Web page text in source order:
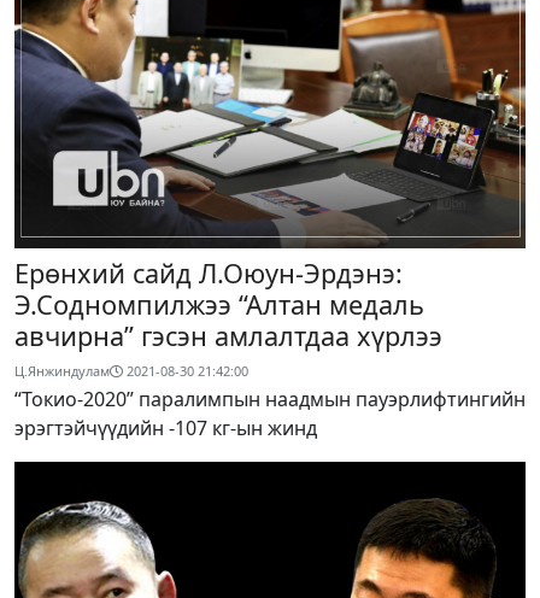
Ерөнхий сайд Л.Оюун-Эрдэнэ:
Э.Содномпилжээ “Алтан медаль
авчирна” гэсэн амлалтдаа хүрлээ
Ц.Янжиндулам 2021-08-30 21:42:00
“Токио-2020” паралимпын наадмын пауэрлифтингийн
эрэгтэйчүүдийн -107 кг-ын жинд